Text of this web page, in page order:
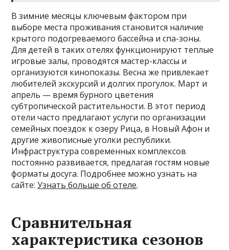
В зимние месяцы ключевым фактором при
выборе места проживания становится наличие
крытого подогреваемого бассейна и спа-зоны.
Для детей в таких отелях функционируют теплые
игровые залы, проводятся мастер-классы и
организуются кинопоказы. Весна же привлекает
любителей экскурсий и долгих прогулок. Март и
апрель — время бурного цветения
субтропической растительности. В этот период
отели часто предлагают услуги по организации
семейных поездок к озеру Рица, в Новый Афон и
другие живописные уголки республики.
Инфраструктура современных комплексов
постоянно развивается, предлагая гостям новые
форматы досуга. Подробнее можно узнать на
сайте:Узнать больше об отеле.
Сравнительная
характеристика сезонов